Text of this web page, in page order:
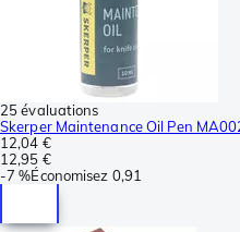
25 évaluations
Skerper Maintenance Oil Pen
12,04 €
12,95 €
-7 %Économisez 0,91